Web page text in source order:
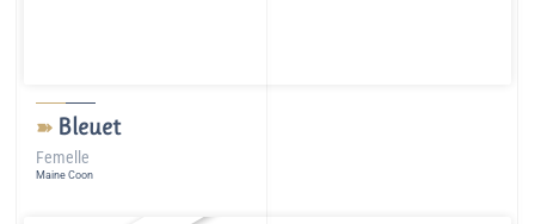
➽ Bleuet
Femelle
Maine Coon